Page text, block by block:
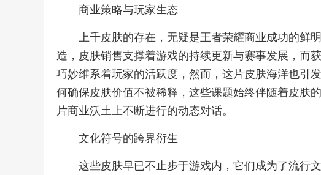
商业策略与玩家生态
上千皮肤的存在，无疑是王者荣耀商业成功的鲜
造，皮肤销售支撑着游戏的持续更新与赛事发展，而
巧妙维系着玩家的活跃度，然而，这片皮肤海洋也引
何确保皮肤价值不被稀释，这些课题始终伴随着皮肤
片商业沃土上不断进行的动态对话。
文化符号的跨界衍生
这些皮肤早已不止步于游戏内，它们成为了流行